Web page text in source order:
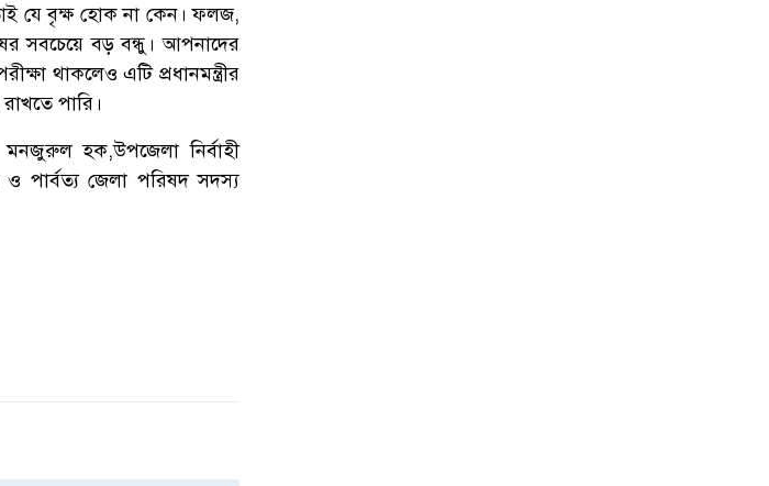
যে বৃক্ষ হোক না কেন। ফলজ,
সবচেয়ে বড় বন্ধু। আপনাদের
থাকলেও এটি প্রধানমন্ত্রীর
পারি।
হক,উপজেলা নির্বাহী
ও পার্বত্য জেলা পরিষদ সদস্য